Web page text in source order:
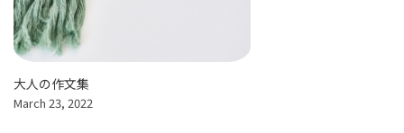
大人の作文集
March 23, 2022